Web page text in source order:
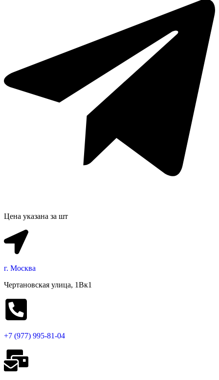
Цена указана за шт
г. Москва
Чертановская улица, 1Вк1
+7 (977) 995-81-04